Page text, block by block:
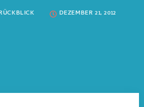
DEZEMBER 21, 2012